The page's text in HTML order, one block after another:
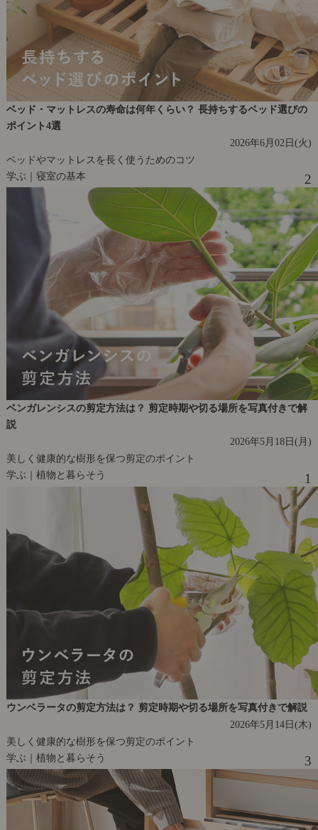
ベッド・マットレスの寿命は何年くらい？ 長持ちするベッド選びの
ポイント4選
2026年6月02日(火)
ベッドやマットレスを長く使うためのコツ
学ぶ｜寝室の基本
2
ベンガレンシスの剪定方法は？ 剪定時期や切る場所を写真付きで解
説
2026年5月18日(月)
美しく健康的な樹形を保つ剪定のポイント
学ぶ｜植物と暮らそう
1
ウンベラータの剪定方法は？ 剪定時期や切る場所を写真付きで解説
2026年5月14日(木)
美しく健康的な樹形を保つ剪定のポイント
学ぶ｜植物と暮らそう
3